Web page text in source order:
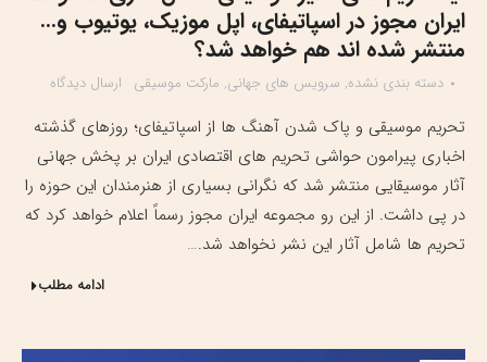
ایران مجوز در اسپاتیفای، اپل موزیک، یوتیوب و…
منتشر شده اند هم خواهد شد؟
دسته بندی نشده, سرویس های جهانی, مارکت موسیقی ارسال دیدگاه
تحریم موسیقی و پاک شدن آهنگ ها از اسپاتیفای؛ روزهای گذشته
اخباری پیرامون حواشی تحریم های اقتصادی ایران بر پخش جهانی
آثار موسیقایی منتشر شد که نگرانی بسیاری از هنرمندان این حوزه را
در پی داشت. از این رو مجموعه ایران مجوز رسماً اعلام خواهد کرد که
تحریم ها شامل آثار این نشر نخواهد شد.…
ادامه مطلب